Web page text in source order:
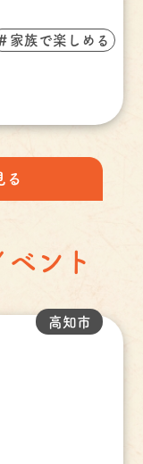
家族で楽しめる
る
ベント
高知市